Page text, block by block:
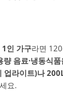
인 가구라면
량 음료·냉동식
업라이트)나
요.